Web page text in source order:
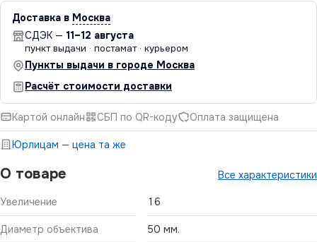
О товаре Все характеристики
Увеличение 16
Диаметр объектива 50 мм.
Доставка в Москва
СДЭК — 11–12 августа
пункт выдачи · постамат · курьером
Пункты выдачи в городе Москва
Расчёт стоимости доставки
Картой онлайн СБП по QR-коду Оплата защищена
Юрлицам — цена та же